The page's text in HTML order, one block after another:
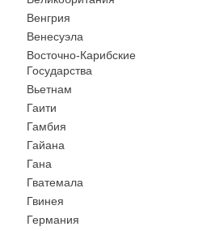
Венгрия
Венесуэла
Восточно-Карибские
Государства
Вьетнам
Гаити
Гамбия
Гайана
Гана
Гватемала
Гвинея
Германия